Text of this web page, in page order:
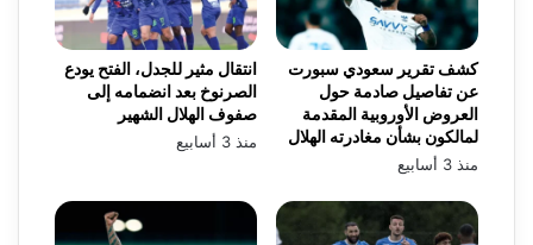
انتقال مثير للجدل، الفتح يودع
الصرنوخ بعد انضمامه إلى
صفوف الهلال الشهير
منذ 3 أسابيع
كشف تقرير سعودي سبورت
عن تفاصيل صادمة حول
العروض الأوروبية المقدمة
لمالكون بشأن مغادرته الهلال
منذ 3 أسابيع